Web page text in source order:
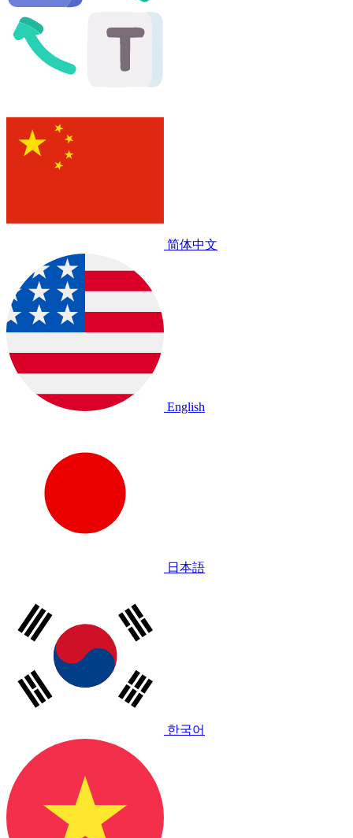
简体中文
English
日本語
한국어